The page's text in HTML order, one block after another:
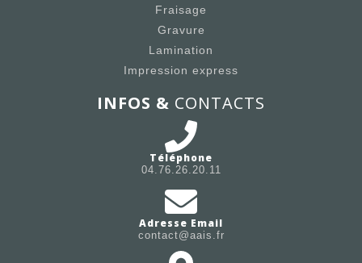
Fraisage
Gravure
Lamination
Impression express
INFOS & CONTACTS
Téléphone
04.76.26.20.11
Adresse Email
contact@aais.fr